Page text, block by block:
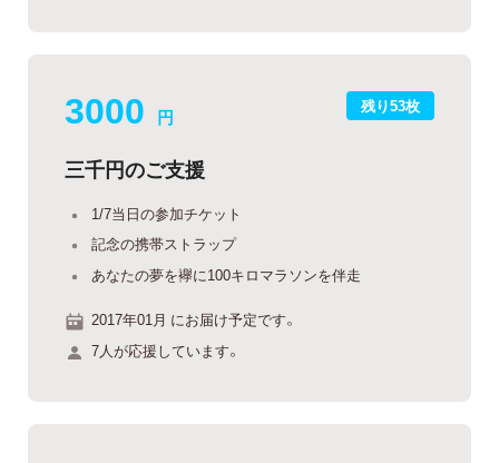
残り53枚
3000 円
三千円のご支援
1/7当日の参加チケット
記念の携帯ストラップ
あなたの夢を襷に100キロマラソンを伴走
2017年01月 にお届け予定です。
7人が応援しています。